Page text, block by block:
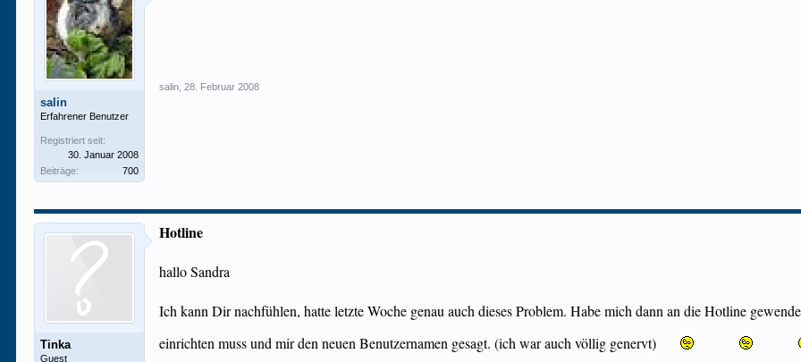
salin
Erfahrener Benutzer
Registriert seit:
30. Januar 2008
Beiträge:
700
salin 28. Februar 2008
Tinka
Guest
Hotline
hallo Sandra
Ich kann Dir nachfühlen, hatte letzte Woche genau auch dieses Problem. Habe mich dann an die Hotline
einrichten muss und mir den neuen Benutzernamen gesagt. (ich war auch völlig genervt)